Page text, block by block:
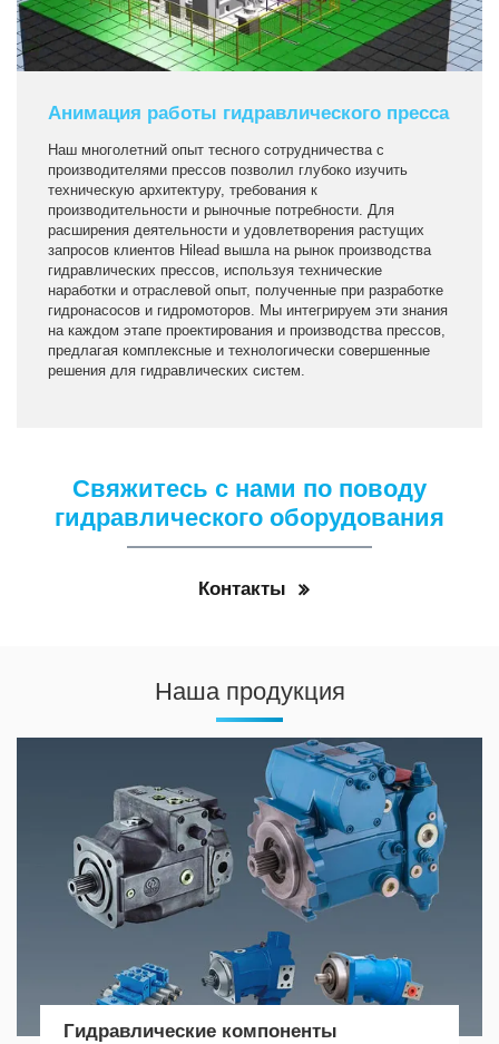
Анимация работы гидравлического пресса
Наш многолетний опыт тесного сотрудничества с
производителями прессов позволил глубоко изучить
техническую архитектуру, требования к
производительности и рыночные потребности. Для
расширения деятельности и удовлетворения растущих
запросов клиентов Hilead вышла на рынок производства
гидравлических прессов, используя технические
наработки и отраслевой опыт, полученные при разработке
гидронасосов и гидромоторов. Мы интегрируем эти знания
на каждом этапе проектирования и производства прессов,
предлагая комплексные и технологически совершенные
решения для гидравлических систем.
Свяжитесь с нами по поводу
гидравлического оборудования
Контакты
Наша продукция
Гидравлические компоненты